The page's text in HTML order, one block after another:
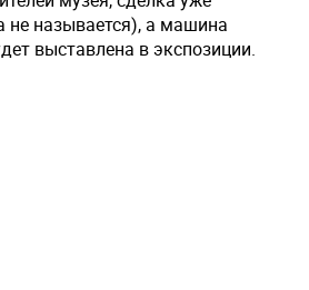
не называется), а машина
выставлена в экспозиции.